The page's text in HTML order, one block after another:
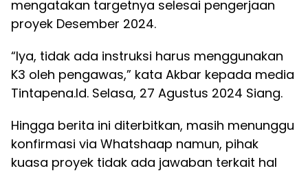
mengatakan targetnya selesai pengerjaan
proyek Desember 2024.
“Iya, tidak ada instruksi harus menggunakan
K3 oleh pengawas,” kata Akbar kepada media
Tintapena.Id. Selasa, 27 Agustus 2024 Siang.
Hingga berita ini diterbitkan, masih menunggu
konfirmasi via Whatshaap namun, pihak
kuasa proyek tidak ada jawaban terkait hal